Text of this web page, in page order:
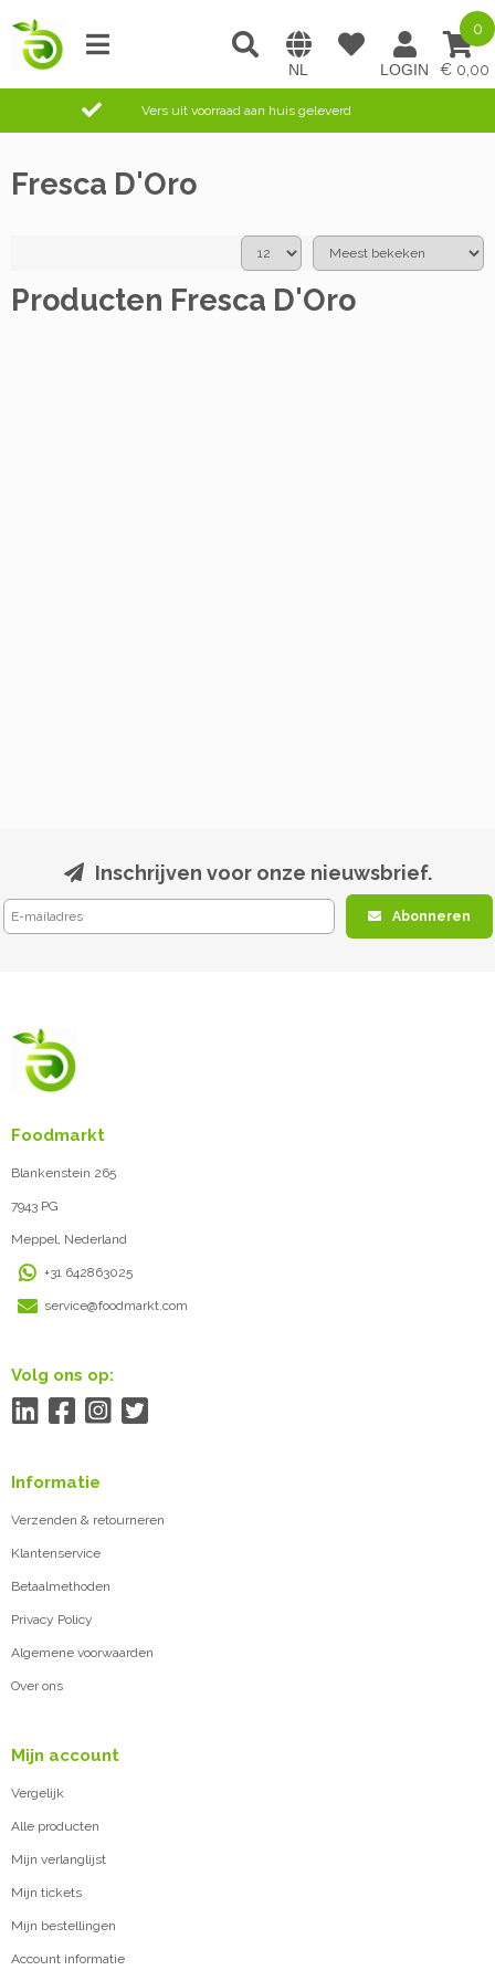
0,00
0
Vers uit voorraad aan huis geleverd
Fresca D'Oro
Producten Fresca D'Oro
Inschrijven voor onze nieuwsbrief.
Abonneren
Foodmarkt
Blankenstein 265
7943 PG
Meppel, Nederland
+31 642863025
service@foodmarkt.com
Volg ons op:
Informatie
Verzenden & retourneren
Klantenservice
Betaalmethoden
Privacy Policy
Algemene voorwaarden
Over ons
Mijn account
Vergelijk
Alle producten
Mijn verlanglijst
Mijn tickets
Mijn bestellingen
Account informatie